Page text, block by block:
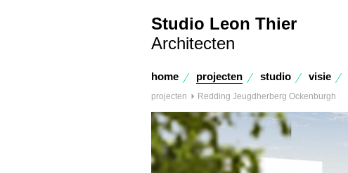
Studio Leon Thier
Architecten
home projecten studio visie
projecten Redding Jeugdherberg Ockenburgh